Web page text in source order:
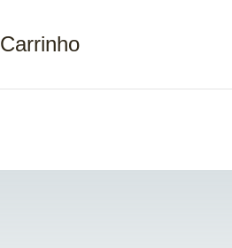
Carrinho